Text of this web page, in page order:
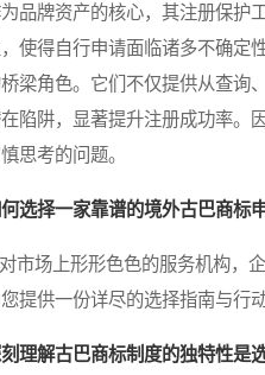
品牌资产的核心，其注册保护
使得自行申请面临诸多不确定
梁角色。它们不仅提供从查询
陷阱，显著提升注册成功率。
思考的问题。
选择一家靠谱的境外古巴商标
场上形形色色的服务机构，企
提供一份详尽的选择指南与行动
理解古巴商标制度的独特性是